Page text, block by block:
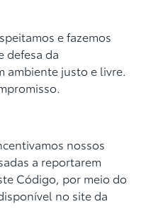
e fazemos
defesa da
ambiente justo e livre.
nossos
a reportarem
Código, por meiodo
no site da